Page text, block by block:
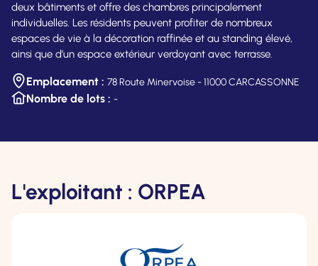
deux bâtiments et offre des chambres principalement
individuelles. Les résidents peuvent profiter de nombreux
espaces de vie à la décoration raffinée et au standing élevé,
ainsi que d’un espace extérieur verdoyant avec terrasse.
Emplacement : 78 Route Minervoise - 11000 CARCASSONNE
Nombre de lots : -
L'exploitant : ORPEA